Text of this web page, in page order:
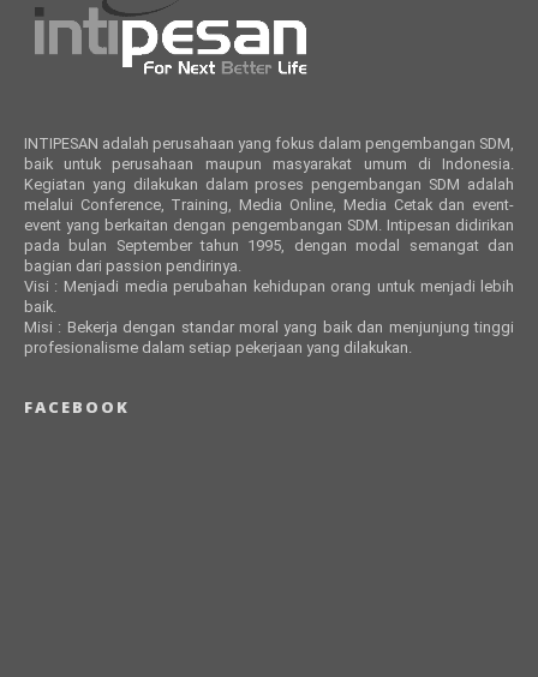
INTIPESAN adalah perusahaan yang fokus dalam pengembangan SDM,
baik untuk perusahaan maupun masyarakat umum di Indonesia.
Kegiatan yang dilakukan dalam proses pengembangan SDM adalah
melalui Conference, Training, Media Online, Media Cetak dan event-
event yang berkaitan dengan pengembangan SDM. Intipesan didirikan
pada bulan September tahun 1995, dengan modal semangat dan
bagian dari passion pendirinya.
Visi : Menjadi media perubahan kehidupan orang untuk menjadi lebih
baik.
Misi : Bekerja dengan standar moral yang baik dan menjunjung tinggi
profesionalisme dalam setiap pekerjaan yang dilakukan.
FACEBOOK